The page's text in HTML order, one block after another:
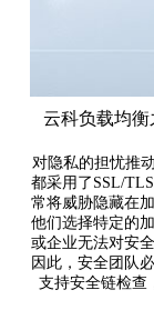
云科负载均衡
对隐私的担忧推
都采用了SSL/
常将威胁隐藏在
他们选择特定的
或企业无法对安
因此，安全团队
支持安全链检查